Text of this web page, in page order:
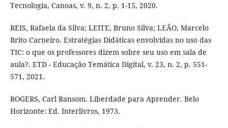
Tecnologia, Canoas, v. 9, n. 2, p. 1-15, 2020.
REIS, Rafaela da Silva; LEITE, Bruno Silva; LEÃO, Marcelo
Brito Carneiro. Estratégias Didáticas envolvidas no uso das
TIC: o que os professores dizem sobre seu uso em sala de
aula?. ETD - Educação Temática Digital, v. 23, n. 2, p. 551-
571, 2021.
ROGERS, Carl Ransom. Liberdade para Aprender. Belo
Horizonte: Ed. Interlivros, 1973.